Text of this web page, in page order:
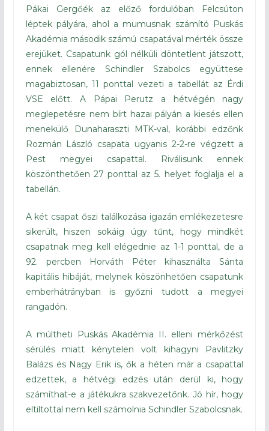
Pákai Gergőék az előző fordulóban Felcsúton
léptek pályára, ahol a mumusnak számító Puskás
Akadémia második számú csapatával mérték össze
erejüket. Csapatunk gól nélküli döntetlent játszott,
ennek ellenére Schindler Szabolcs együttese
magabiztosan, 11 ponttal vezeti a tabellát az Érdi
VSE előtt. A Pápai Perutz a hétvégén nagy
meglepetésre nem bírt hazai pályán a kiesés ellen
menekülő Dunaharaszti MTK-val, korábbi edzőnk
Rozmán László csapata ugyanis 2-2-re végzett a
Pest megyei csapattal. Riválisunk ennek
köszönthetően 27 ponttal az 5. helyet foglalja el a
tabellán.
A két csapat őszi találkozása igazán emlékezetesre
sikerült, hiszen sokáig úgy tűnt, hogy mindkét
csapatnak meg kell elégednie az 1-1 ponttal, de a
92. percben Horváth Péter kihasználta Sánta
kapitális hibáját, melynek köszönhetően csapatunk
emberhátrányban is győzni tudott a megyei
rangadón.
A múltheti Puskás Akadémia II. elleni mérkőzést
sérülés miatt kénytelen volt kihagyni Pavlitzky
Balázs és Nagy Erik is, ők a héten már a csapattal
edzettek, a hétvégi edzés után derül ki, hogy
számíthat-e a játékukra szakvezetőnk. Jó hír, hogy
eltiltottal nem kell számolnia Schindler Szabolcsnak.